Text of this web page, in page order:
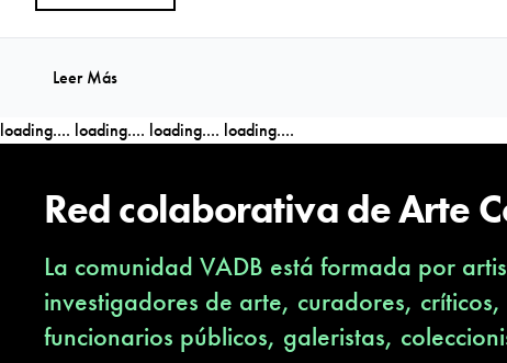
Leer Más
loading.... loading.... loading.... loading....
Red colaborativa de Arte
La comunidad VADB está formada por
investigadores de arte, curadores,
funcionarios públicos, galeristas,